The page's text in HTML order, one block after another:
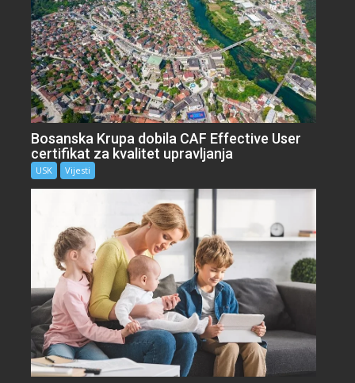
Bosanska Krupa dobila CAF Effective User
certifikat za kvalitet upravljanja
USK Vijesti